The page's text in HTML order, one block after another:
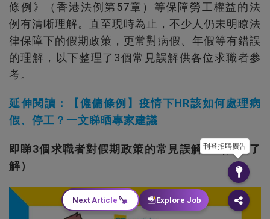
條例》（香港法例第57章）等保障勞工權益的法
例有清晰理解。直至現時為止，不少人仍未明瞭法
律保障下的假期政策，更常對病假、年假等有錯誤
的理解，以下整理了3個常見誤解供各位求職者參
考。
延伸閱讀：【僱傭條例】疫情下HR該如何處理病
假、停工？一文睇晒專家建議
即睇3個求職者對假期政策的常見誤解：（按圖了
解）
刊登招聘廣告
Next Article Explore Job